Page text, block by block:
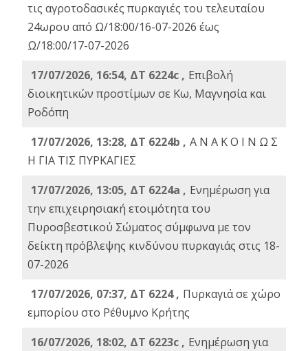
τις αγροτοδασικές πυρκαγιές του τελευταίου
24ωρου από Ω/18:00/16-07-2026 έως
Ω/18:00/17-07-2026
17/07/2026, 16:54, ΔΤ 6224c , Επιβολή
διοικητικών προστίμων σε Κω, Μαγνησία και
Ροδόπη
17/07/2026, 13:28, ΔΤ 6224b , Α Ν Α Κ Ο Ι Ν Ω Σ
Η ΓΙΑ ΤΙΣ ΠΥΡΚΑΓΙΕΣ
17/07/2026, 13:05, ΔΤ 6224a , Ενημέρωση για
την επιχειρησιακή ετοιμότητα του
Πυροσβεστικού Σώματος σύμφωνα με τον
δείκτη πρόβλεψης κινδύνου πυρκαγιάς στις 18-
07-2026
17/07/2026, 07:37, ΔΤ 6224 , Πυρκαγιά σε χώρο
εμπορίου στο Ρέθυμνο Κρήτης
16/07/2026, 18:02, ΔΤ 6223c , Ενημέρωση για